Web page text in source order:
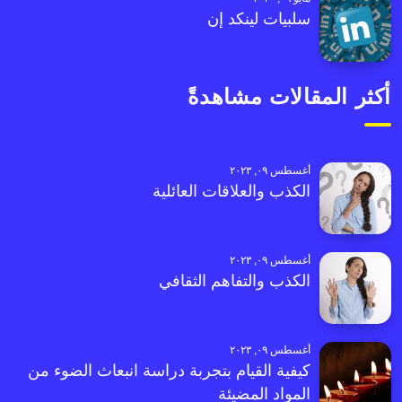
سلبيات لينكد إن
أكثر المقالات مشاهدةً
أغسطس ٠٩, ٢٠٢٣
الكذب والعلاقات العائلية
أغسطس ٠٩, ٢٠٢٣
الكذب والتفاهم الثقافي
أغسطس ٠٩, ٢٠٢٣
كيفية القيام بتجربة دراسة انبعاث الضوء من
المواد المضيئة